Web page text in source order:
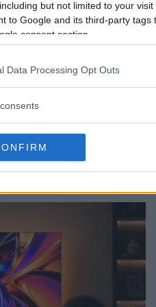
but not limited to your
to Google and its third-party
consent section.
Data Processing Opt Outs
ljus mellan 380-
i USA kommer den
PRYLAR